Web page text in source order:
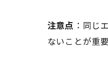
注意点 ：同じ
ないことが重要